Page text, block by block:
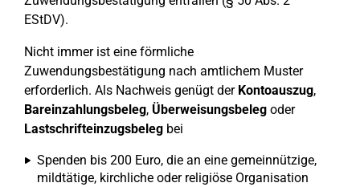
EStDV).
Nicht immer ist eine förmliche
Zuwendungsbestätigung nach amtlichem Muster
erforderlich. Als Nachweis genügt der Kontoauszug,
Bareinzahlungsbeleg, Überweisungsbeleg oder
Lastschrifteinzugsbeleg bei
Spenden bis 200 Euro, die an eine gemeinnützige,
mildtätige, kirchliche oder religiöse Organisation